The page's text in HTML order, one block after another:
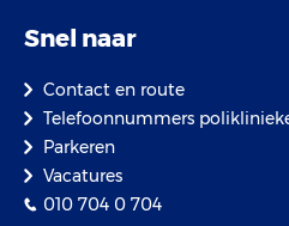
Snel naar
Contact en route
Telefoonnummers
Parkeren
Vacatures
010 704 0 704